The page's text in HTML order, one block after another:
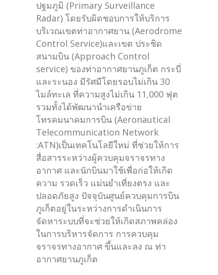
ปฐมภูมิ (Primary Surveillance
Radar) โดยรับผิดชอบการให้บริการ
บริเวณเขตท่าอากาศยาน (Aerodrome
Control Service)และเขต ประชิด
สนามบิน (Approach Control
service) ของท่าอากาศยานภูเก็ต กระบี่
และระนอง มีรัศมีโดยรอบไม่เกิน 30
ไมล์ทะเล ที่ความสูงไม่เกิน 11,000 ฟุต
รวมทั้งได้พัฒนานำเครือข่าย
โทรคมนาคมการบิน (Aeronautical
Telecommunication Network
:ATN)เป็นเทคโนโลยีใหม่ ที่ช่วยให้การ
สื่อสารระหว่างผู้ควบคุมจราจรทาง
อากาศ และนักบินมาใช้เพื่อก่อให้เกิด
ความ รวดเร็ว แม่นยำเที่ยงตรง และ
ปลอดภัยสูง ปัจจุบันศูนย์ควบคุมการบิน
ภูเก็ตอยู่ในระหว่างการดำเนินการ
จัดหาระบบที่จะช่วยให้เกิดสภาพคล่อง
ในการบริหารจัดการ การควบคุม
จราจรทางอากาศ ขึ้นและลง ณ ท่า
อากาศยานภูเก็ต